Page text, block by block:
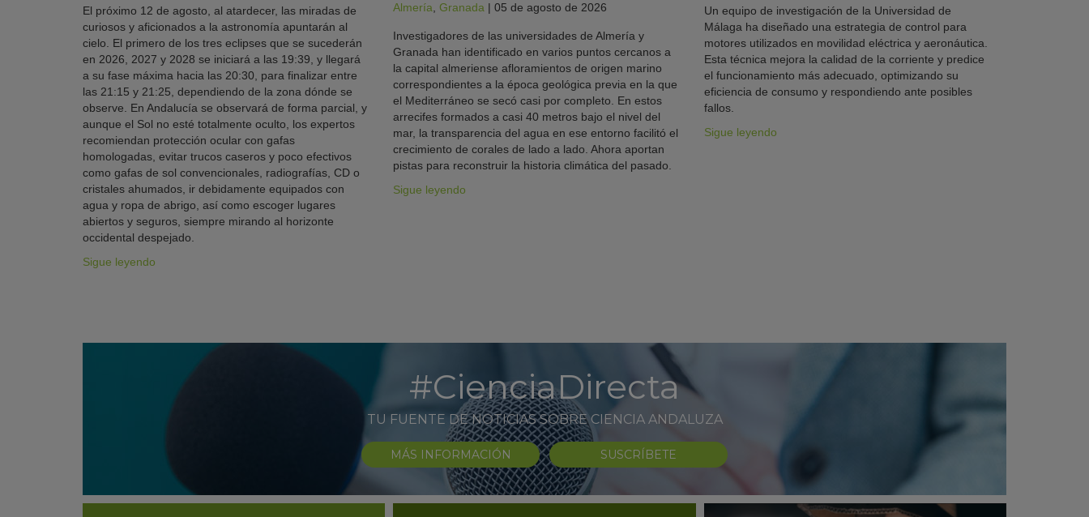
El próximo 12 de agosto, al atardecer, las miradas de
curiosos y aficionados a la astronomía apuntarán al
cielo. El primero de los tres eclipses que se sucederán
en 2026, 2027 y 2028 se iniciará a las 19:39, y llegará
a su fase máxima hacia las 20:30, para finalizar entre
las 21:15 y 21:25, dependiendo de la zona dónde se
observe. En Andalucía se observará de forma parcial, y
aunque el Sol no esté totalmente oculto, los expertos
recomiendan protección ocular con gafas
homologadas, evitar trucos caseros y poco efectivos
como gafas de sol convencionales, radiografías, CD o
cristales ahumados, ir debidamente equipados con
agua y ropa de abrigo, así como escoger lugares
abiertos y seguros, siempre mirando al horizonte
occidental despejado.
Sigue leyendo
Almería ,Granada |05 de agosto de 2026
Investigadores de las universidades de Almería y
Granada han identificado en varios puntos cercanos a
la capital almeriense afloramientos de origen marino
correspondientes a la época geológica previa en la que
el Mediterráneo se secó casi por completo. En estos
arrecifes formados a casi 40 metros bajo el nivel del
mar, la transparencia del agua en ese entorno facilitó el
crecimiento de corales de lado a lado. Ahora aportan
pistas para reconstruir la historia climática del pasado.
Sigue leyendo
Un equipo de investigación de la Universidad de
Málaga ha diseñado una estrategia de control para
motores utilizados en movilidad eléctrica y aeronáutica.
Esta técnica mejora la calidad de la corriente y predice
el funcionamiento más adecuado, optimizando su
eficiencia de consumo y respondiendo ante posibles
fallos.
Sigue leyendo
#CienciaDirecta
TU FUENTE DE NOTICIAS SOBRE CIENCIA ANDALUZA
MÁS INFORMACIÓN SUSCRÍBETE